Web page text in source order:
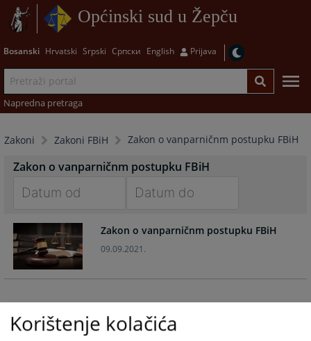
Općinski sud u Žepču
Bosanski Hrvatski Srpski Српски English Prijava
Napredna pretraga
Zakoni Zakoni FBiH Zakon o vanparničnm postupku FBiH
Zakon o vanparničnm postupku FBiH
forward
to
interact
with
calendar
and
forward
to
with
calendar
and
Zakon o vanparničnm postupku FBiH
09.09.2021.
Korištenje kolačića